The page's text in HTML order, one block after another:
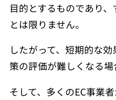
目的とするものであり
とは限りません。
したがって、短期的な
策の評価が難しくなる場
そして、多くのEC事業